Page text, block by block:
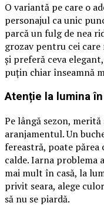
O variantă pe care o
personajul ca unic
parcă un fulg de nea
grozav pentru cei
și preferă ceva
puțin chiar înseamnă
Atenție la lumina
Pe lângă sezon,
aranjamentul. Un
fereastră, poate părea
calde. Iarna problema
mai mult în casă, la
privit seara, alege
să nu se piardă.